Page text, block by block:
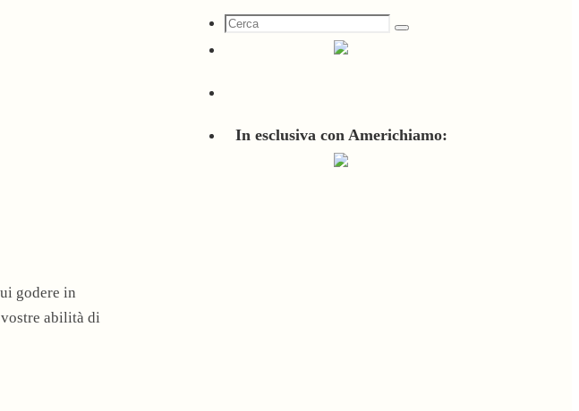
godere in
abilità di
Cerca
Cerca
In esclusiva con Americhiamo: